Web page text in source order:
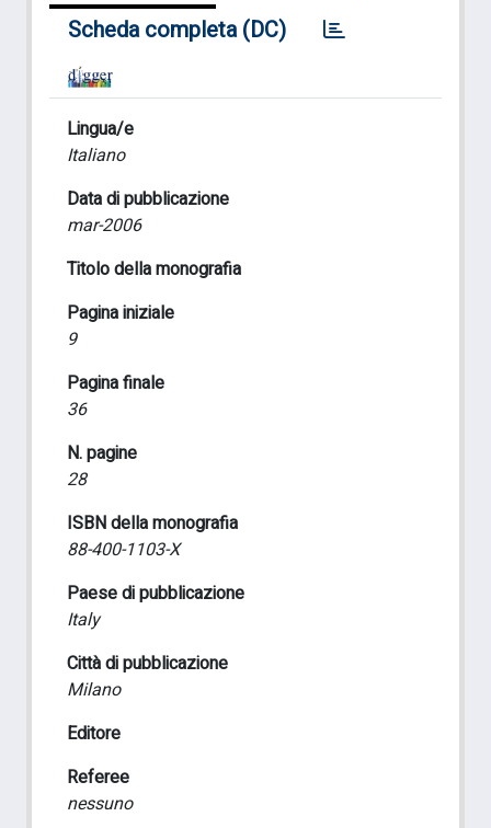
Scheda completa (DC)
Lingua/e
Italiano
Data di pubblicazione
mar-2006
Titolo della monografia
Pagina iniziale
9
Pagina finale
36
N. pagine
28
ISBN della monografia
88-400-1103-X
Paese di pubblicazione
Italy
Città di pubblicazione
Milano
Editore
Referee
nessuno